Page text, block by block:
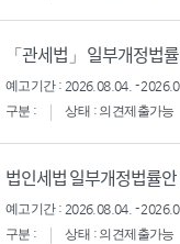
「관세법」 일부개정법
예고기간 : 2026.08.04. -
구분 :
상태 : 의견제출가능
법인세법 일부개정법률
예고기간 : 2026.08.04. -
구분 :
상태 : 의견제출가능